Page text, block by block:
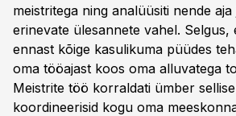
meistritega ning analüüsiti nende aja
erinevate ülesannete vahel. Selgus,
ennast kõige kasulikuma püüdes
oma tööajast koos oma alluvatega
Meistrite töö korraldati ümber
koordineerisid kogu oma